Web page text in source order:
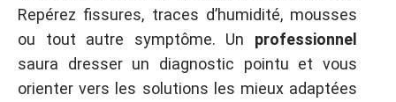
Repérez fissures, traces d’humidité, mousses
ou tout autre symptôme. Un professionnel
saura dresser un diagnostic pointu et vous
orienter vers les solutions les mieux adaptées